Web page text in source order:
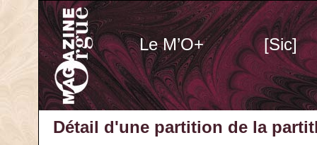
Le M’O+ [Sic]
Détail d'une partition de la